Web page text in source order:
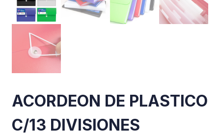
ACORDEON DE PLASTICO
C/13 DIVISIONES